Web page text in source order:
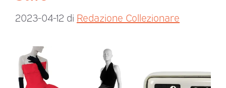
2023-04-12 di Redazione Collezionare